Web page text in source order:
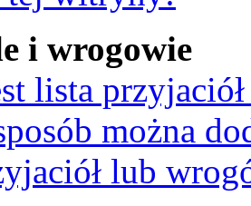
i wrogowie
lista
można
lub